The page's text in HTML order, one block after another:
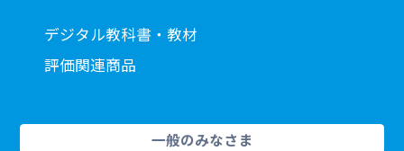
デジタル教科書・教材
評価関連商品
一般のみなさま